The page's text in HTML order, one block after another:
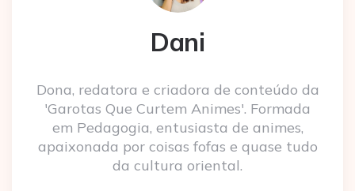
Dani
Dona, redatora e criadora de conteúdo da
'Garotas Que Curtem Animes'. Formada
em Pedagogia, entusiasta de animes,
apaixonada por coisas fofas e quase tudo
da cultura oriental.